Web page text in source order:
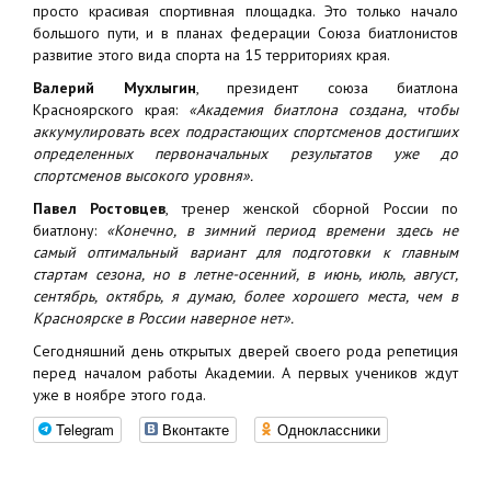
просто красивая спортивная площадка. Это только начало
большого пути, и в планах федерации Союза биатлонистов
развитие этого вида спорта на 15 территориях края.
Валерий Мухлыгин, президент союза биатлона
Красноярского края:«Академия биатлона создана, чтобы
аккумулировать всех подрастающих спортсменов достигших
определенных первоначальных результатов уже до
спортсменов высокого уровня».
Павел Ростовцев, тренер женской сборной России по
биатлону: «Конечно, в зимний период времени здесь не
самый оптимальный вариант для подготовки к главным
стартам сезона, но в летне-осенний, в июнь, июль, август,
сентябрь, октябрь, я думаю, более хорошего места, чем в
Красноярске в России наверное нет».
Сегодняшний день открытых дверей своего рода репетиция
перед началом работы Академии. А первых учеников ждут
уже в ноябре этого года.
Telegram Вконтакте Одноклассники